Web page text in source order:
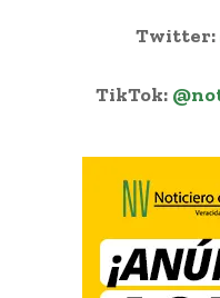
Twitter:
TikTok: